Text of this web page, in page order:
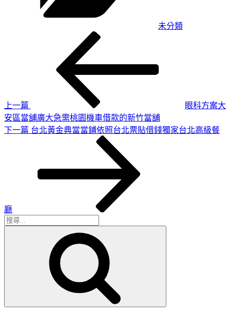
未分類
上一篇
眼科方案大
安區當舖廣大急需桃園機車借款的新竹當舖
下
下一篇 台北黃金典當當鋪依照台北票貼借錢獨家台北高級餐
廳
搜